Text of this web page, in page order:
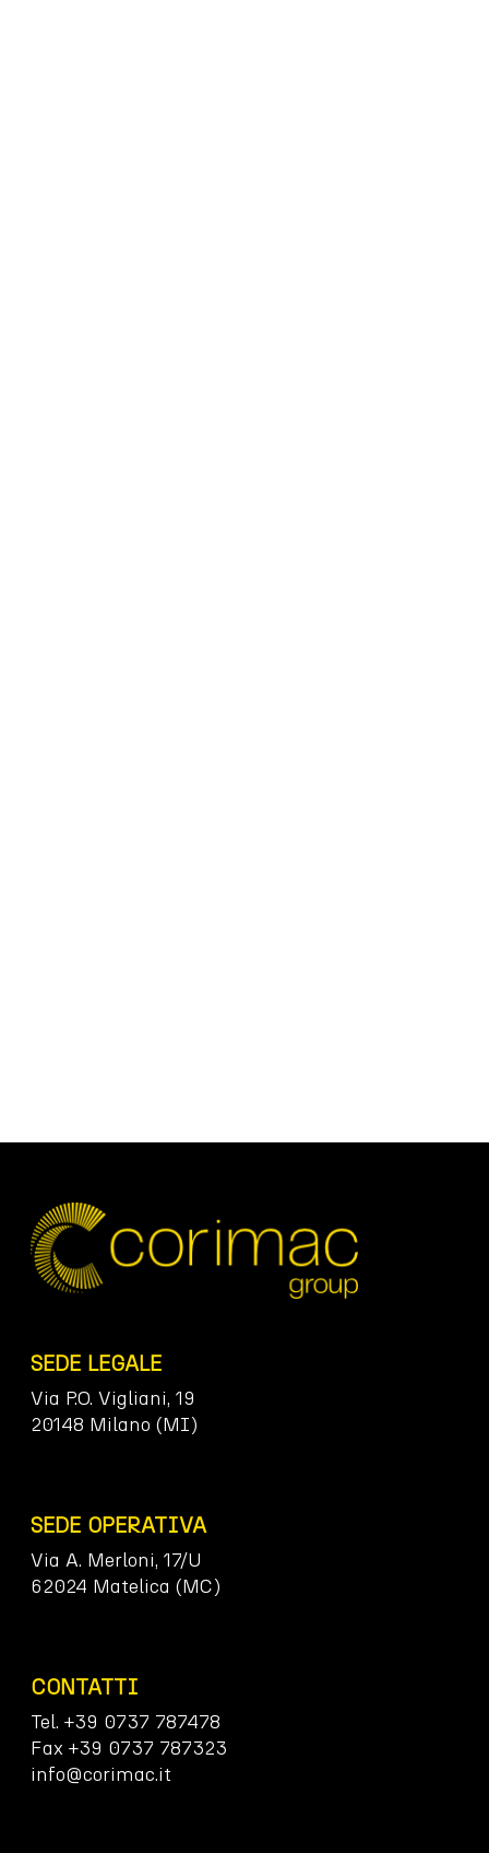
SEDE LEGALE
Via P.O. Vigliani, 19
20148 Milano (MI)
SEDE OPERATIVA
Via A. Merloni, 17/U
62024 Matelica (MC)
CONTATTI
Tel. +39 0737 787478
Fax +39 0737 787323
info@corimac.it